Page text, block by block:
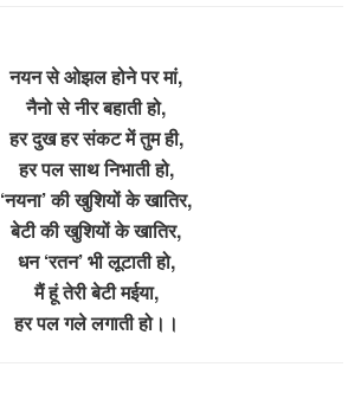
नयन से ओझल होने पर मां,
नैनो से नीर बहाती हो,
हर दुख हर संकट में तुम ही,
हर पल साथ निभाती हो,
‘नयना’ की खुशियों के खातिर,
बेटी की खुशियों के खातिर,
धन ‘रतन’ भी लूटाती हो,
मैं हूं तेरी बेटी मईया,
हर पल गले लगाती हो।।